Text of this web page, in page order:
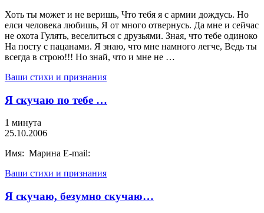
Хоть ты может и не веришь, Что тебя я с армии дождусь. Но
елси человека любишь, Я от много отвернусь. Да мне и сейчас
не охота Гулять, веселиться с друзьями. Зная, что тебе одиноко
На посту с пацанами. Я знаю, что мне намного легче, Ведь ты
всегда в строю!!! Но знай, что и мне не …
Ваши стихи и признания
Я скучаю по тебе …
1 минута
25.10.2006
Имя: Марина E-mail:
Ваши стихи и признания
Я скучаю, безумно скучаю…